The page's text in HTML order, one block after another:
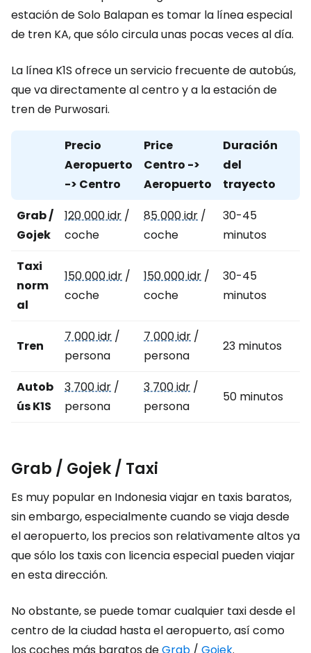
estación de Solo Balapan es tomar la línea especial
de tren KA, que sólo circula unas pocas veces al día.
La línea K1S ofrece un servicio frecuente de autobús,
que va directamente al centro y a la estación de
tren de Purwosari.
Precio
Aeropuerto
-> Centro
Price
Centro ->
Aeropuerto
Duración
del
trayecto
Grab /
Gojek
120 000 idr /
coche
85 000 idr /
coche
30-45
minutos
Taxi
norm
al
150 000 idr /
coche
150 000 idr /
coche
30-45
minutos
Tren
7 000 idr /
persona
7 000 idr /
persona
23 minutos
Autob
ús K1S
3 700 idr /
persona
3 700 idr /
persona
50 minutos
Grab / Gojek / Taxi
Es muy popular en Indonesia viajar en taxis baratos,
sin embargo, especialmente cuando se viaja desde
el aeropuerto, los precios son relativamente altos ya
que sólo los taxis con licencia especial pueden viajar
en esta dirección.
No obstante, se puede tomar cualquier taxi desde el
centro de la ciudad hasta el aeropuerto, así como